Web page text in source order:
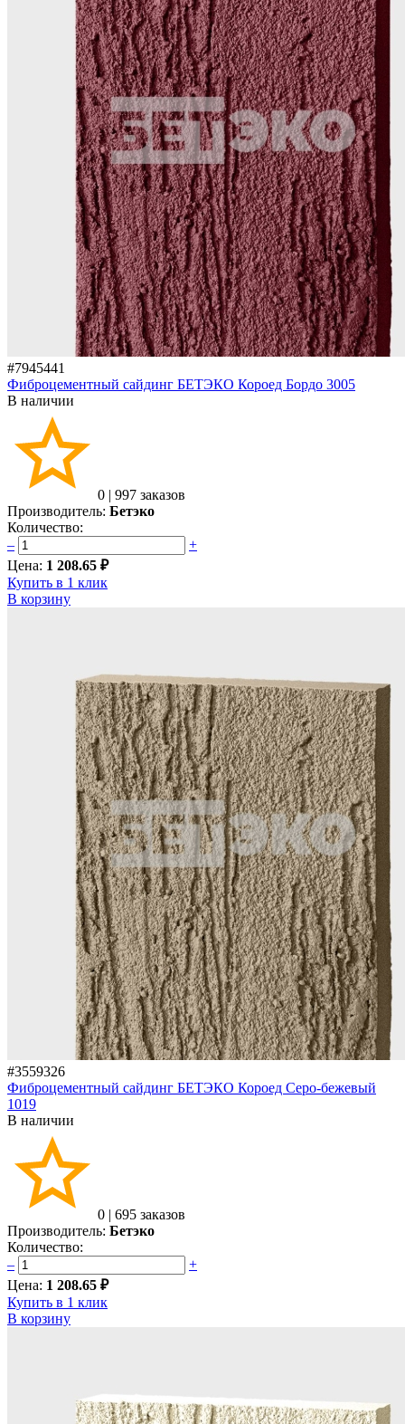
#7945441
Фиброцементный сайдинг БЕТЭКО Короед Бордо 3005
В наличии
0 | 997 заказов
Производитель: Бетэко
Количество:
–
+
Цена: 1 208.65 ₽
Купить в 1 клик
В корзину
#3559326
Фиброцементный сайдинг БЕТЭКО Короед Серо-бежевый
1019
В наличии
0 | 695 заказов
Производитель: Бетэко
Количество:
–
+
Цена: 1 208.65 ₽
Купить в 1 клик
В корзину